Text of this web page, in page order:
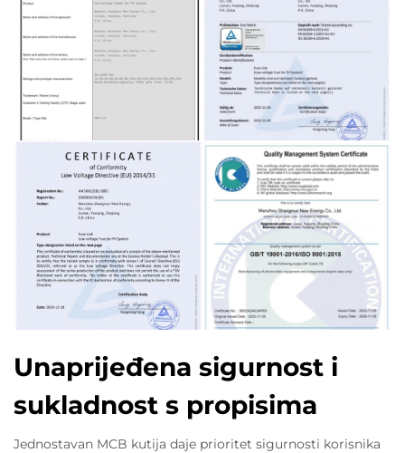
Unaprijeđena sigurnost i
sukladnost s propisima
Jednostavan MCB kutija daje prioritet sigurnosti korisnika